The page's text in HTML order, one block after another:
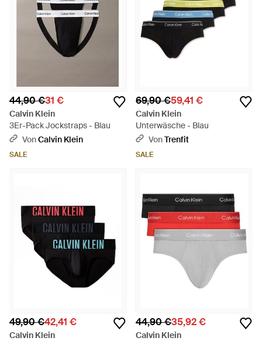
44,90 €31 €
Calvin Klein
3Er-Pack Jockstraps - Blau
VonCalvin Klein
SALE
69,90 €59,41 €
Calvin Klein
Unterwäsche - Blau
VonTrenfit
SALE
49,90 €42,41 €
Calvin Klein
44,90 €35,92 €
Calvin Klein